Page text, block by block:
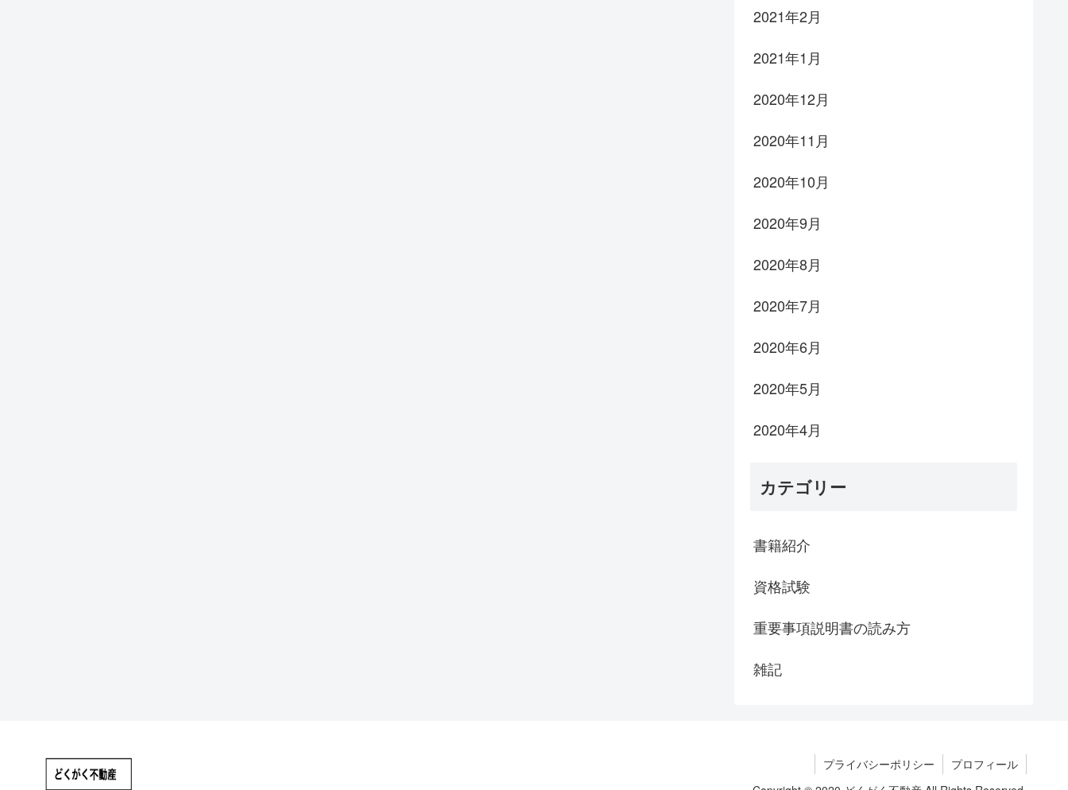
2021年2月
2021年1月
2020年12月
2020年11月
2020年10月
2020年9月
2020年8月
2020年7月
2020年6月
2020年5月
2020年4月
カテゴリー
書籍紹介
資格試験
重要事項説明書の読み方
雑記
プライバシーポリシー
プロフィール